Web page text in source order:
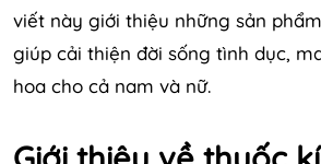
TIN TỨC & BLOG
viết này giới thiệu những sản
giúp cải thiện đời sống tình dục,
hoa cho cả nam và nữ.